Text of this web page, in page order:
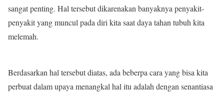
sangat penting. Hal tersebut dikarenakan banyaknya penyakit-
penyakit yang muncul pada diri kita saat daya tahan tubuh kita
melemah.
Berdasarkan hal tersebut diatas, ada beberpa cara yang bisa kita
perbuat dalam upaya menangkal hal itu adalah dengan senantiasa